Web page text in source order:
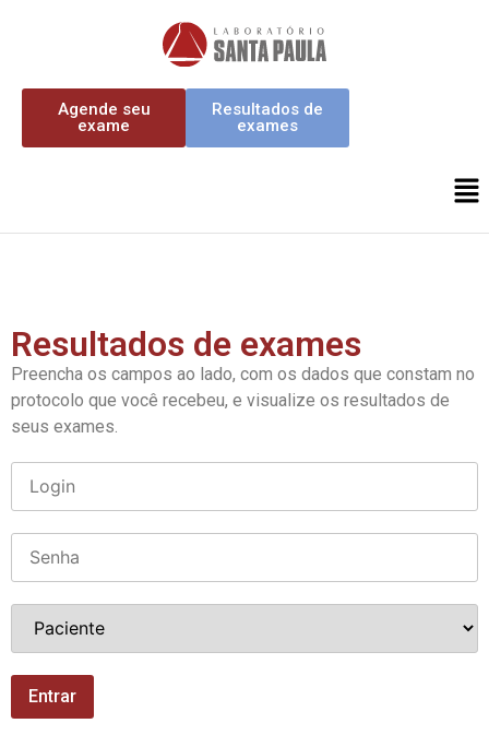
Agende seu
exame
Resultados de
exames
Resultados de exames
Preencha os campos ao lado, com os dados que constam no
protocolo que você recebeu, e visualize os resultados de
seus exames.